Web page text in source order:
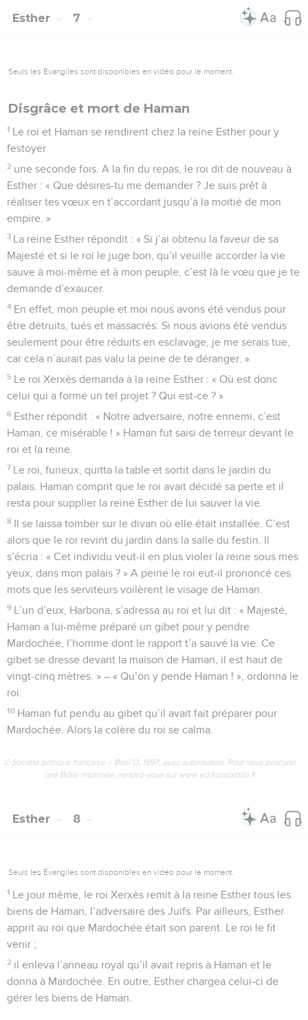
Esther 7
Seuls les Évangiles sont disponibles en vidéo pour le moment.
Disgrâce et mort de Haman
1 Le roi et Haman se rendirent chez la reine Esther pour y
festoyer
2 une seconde fois. A la fin du repas, le roi dit de nouveau à
Esther : « Que désires-tu me demander ? Je suis prêt à
réaliser tes vœux en t’accordant jusqu’à la moitié de mon
empire. »
3 La reine Esther répondit : « Si j’ai obtenu la faveur de sa
Majesté et si le roi le juge bon, qu’il veuille accorder la vie
sauve à moi-même et à mon peuple, c’est là le vœu que je te
demande d’exaucer.
4 En effet, mon peuple et moi nous avons été vendus pour
être détruits, tués et massacrés. Si nous avions été vendus
seulement pour être réduits en esclavage, je me serais tue,
car cela n’aurait pas valu la peine de te déranger. »
5 Le roi Xerxès demanda à la reine Esther : « Où est donc
celui qui a formé un tel projet ? Qui est-ce ? »
6 Esther répondit : « Notre adversaire, notre ennemi, c’est
Haman, ce misérable ! » Haman fut saisi de terreur devant le
roi et la reine.
7 Le roi, furieux, quitta la table et sortit dans le jardin du
palais. Haman comprit que le roi avait décidé sa perte et il
resta pour supplier la reine Esther de lui sauver la vie.
8 Il se laissa tomber sur le divan où elle était installée. C’est
alors que le roi revint du jardin dans la salle du festin. Il
s’écria : « Cet individu veut-il en plus violer la reine sous mes
yeux, dans mon palais ? » A peine le roi eut-il prononcé ces
mots que les serviteurs voilèrent le visage de Haman.
9 L’un d’eux, Harbona, s’adressa au roi et lui dit : « Majesté,
Haman a lui-même préparé un gibet pour y pendre
Mardochée, l’homme dont le rapport t’a sauvé la vie. Ce
gibet se dresse devant la maison de Haman, il est haut de
vingt-cinq mètres. » – « Qu’on y pende Haman ! », ordonna le
roi.
10 Haman fut pendu au gibet qu’il avait fait préparer pour
Mardochée. Alors la colère du roi se calma.
© Société biblique française – Bibli’O, 1997, avec autorisation. Pour vous procurer
une Bible imprimée, rendez-vous sur www.editionsbiblio.fr
Esther 8
Seuls les Évangiles sont disponibles en vidéo pour le moment.
1 Le jour même, le roi Xerxès remit à la reine Esther tous les
biens de Haman, l’adversaire des Juifs. Par ailleurs, Esther
apprit au roi que Mardochée était son parent. Le roi le fit
venir ;
2 il enleva l’anneau royal qu’il avait repris à Haman et le
donna à Mardochée. En outre, Esther chargea celui-ci de
gérer les biens de Haman.